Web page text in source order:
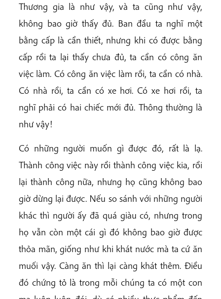
Thương gia là như vậy, và ta cũng như vậy,
không bao giờ thấy đủ. Ban đầu ta nghĩ một
bằng cấp là cần thiết, nhưng khi có được bằng
cấp rồi ta lại thấy chưa đủ, ta cần có công ăn
việc làm. Có công ăn việc làm rồi, ta cần có nhà.
Có nhà rồi, ta cần có xe hơi. Có xe hơi rồi, ta
nghĩ phải có hai chiếc mới đủ. Thông thường là
như vậy!
Có những người muốn gì được đó, rất là lạ.
Thành công việc này rồi thành công việc kia, rồi
lại thành công nữa, nhưng họ cũng không bao
giờ dừng lại được. Nếu so sánh với những người
khác thì người ấy đã quá giàu có, nhưng trong
họ vẫn còn một cái gì đó không bao giờ được
thỏa mãn, giống như khi khát nước mà ta cứ ăn
muối vậy. Càng ăn thì lại càng khát thêm. Điều
đó chứng tỏ là trong mỗi chúng ta có một con